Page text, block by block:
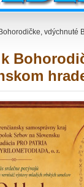
vdýchnuté